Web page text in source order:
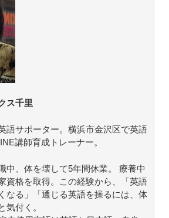
ス千里
語サポーター。横浜市金沢区で英語
講師育成トレーナー。
中、体を壊して5年間休業。 療養中
資格を取得。この経験から、「英語
なる」「通じる英語を操るには、体
気付く。